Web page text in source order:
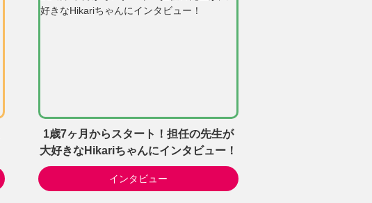
1歳7ヶ月からスタート！担任の先生が
大好きなHikariちゃんにインタビュー！
インタビュー